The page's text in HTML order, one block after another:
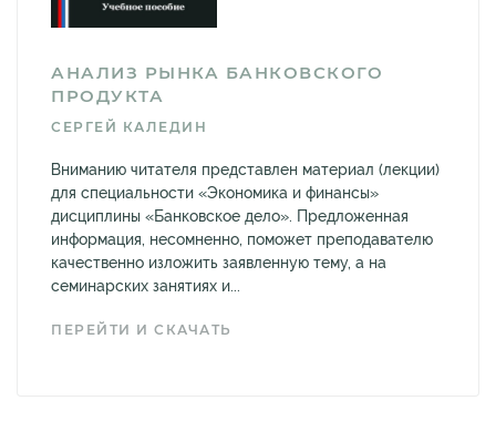
АНАЛИЗ РЫНКА БАНКОВСКОГО
ПРОДУКТА
СЕРГЕЙ КАЛЕДИН
Вниманию читателя представлен материал (лекции)
для специальности «Экономика и финансы»
дисциплины «Банковское дело». Предложенная
информация, несомненно, поможет преподавателю
качественно изложить заявленную тему, а на
семинарских занятиях и...
ПЕРЕЙТИ И СКАЧАТЬ